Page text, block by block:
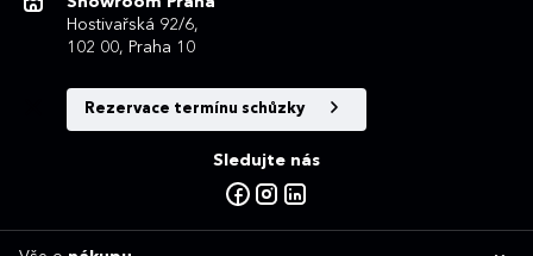
Hostivařská 92/6,
102 00, Praha 10
Rezervace termínu schůzky
Sledujte nás